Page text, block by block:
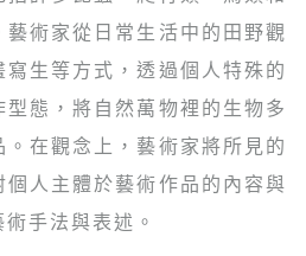
術家從日常生活中的田野觀
生等方式，透過個人特殊的
態，將自然萬物裡的生物多
在觀念上，藝術家將所見的
人主體於藝術作品的內容與
手法與表述。